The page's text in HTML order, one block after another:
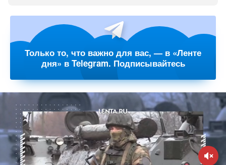
Только то, что важно для вас, — в «Ленте
дня» в Telegram. Подписывайтесь